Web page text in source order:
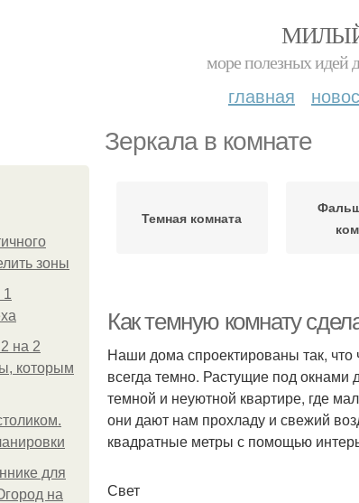
море полезных идей
главная
Зеркала в комнате
зоны
1
на 2
которым
для
на
Темная комната
Как темную комнату
Наши дома спроектированы так,
всегда темно. Растущие под окнами
темной и неуютной квартире, где
они дают нам прохладу и свежий
квадратные метры с помощью
Свет